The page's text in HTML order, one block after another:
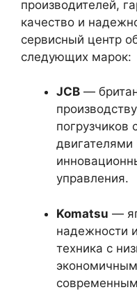
производителей,
качество и
сервисный центр
следующих марок:
JCB —
двигателями
управления.
Komatsu —
надежности
техника с